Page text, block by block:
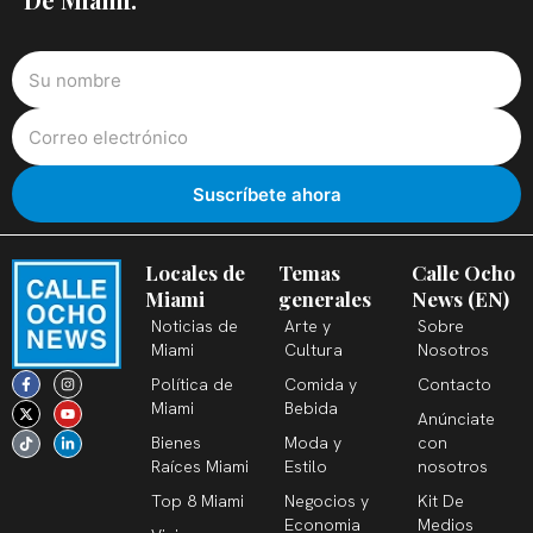
F
a
c
e
b
o
o
I
n
s
t
a
g
r
X
-
t
w
i
t
t
Y
o
u
t
u
b
e
T
i
k
t
o
k
L
i
n
k
e
d
i
Locales de
Miami
Noticias de
Miami
Política de
Miami
Bienes
Raíces Miami
Top 8 Miami
Temas
generales
Arte y
Cultura
Comida y
Bebida
Moda y
Estilo
Negocios y
Economia
Calle Ocho
News (EN)
Sobre
Nosotros
Contacto
Anúnciate
con
nosotros
Kit De
Medios